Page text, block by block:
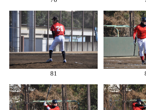
81